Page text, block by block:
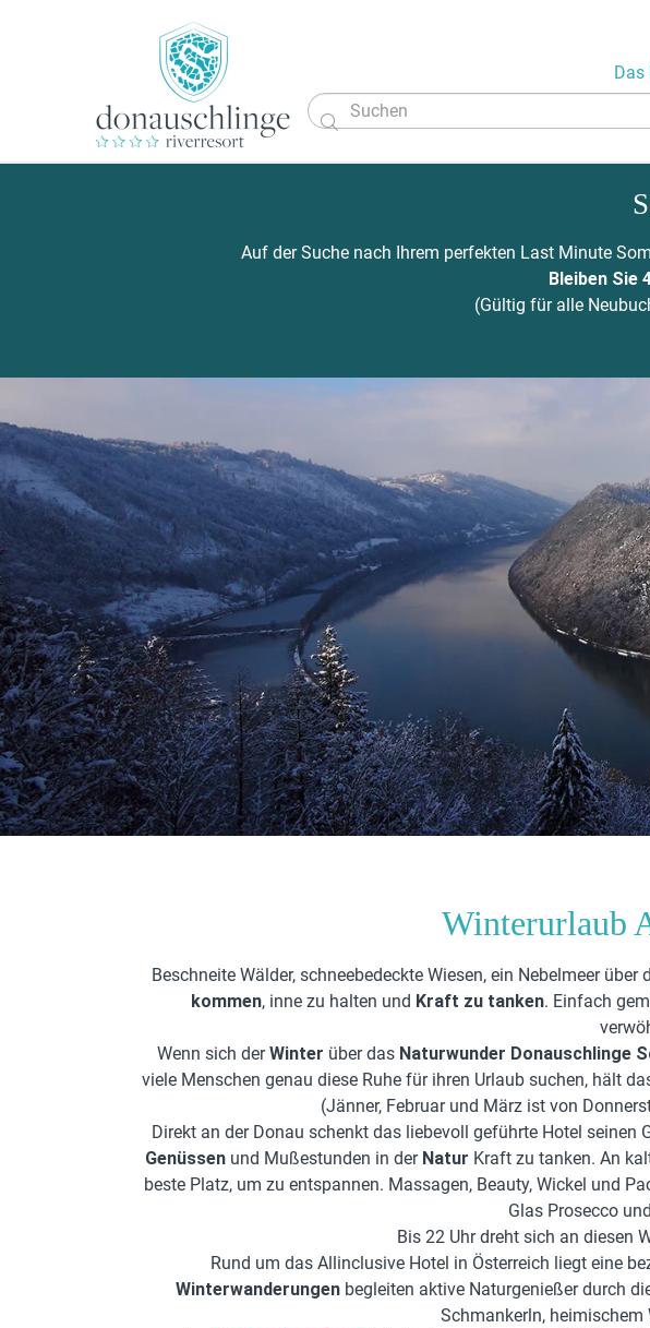
Das

Auf der Suche nach Ihrem perfekten Last Minute
Bleiben Sie
(Gültig für alle
Winterurlaub
Beschneite Wälder, schneebedeckte Wiesen, ein Nebelmeer
kommen, inne zu halten und Kraft zu tanken. Einfach
Wenn sich derWinter über das Naturwunder Donauschlinge
viele Menschen genau diese Ruhe für ihren Urlaub suchen, hält
(Jänner, Februar und März ist von
Direkt an der Donau schenkt das liebevoll geführte Hotel
Genüssen und Mußestunden in der Natur Kraft zu tanken. An
beste Platz, um zu entspannen. Massagen, Beauty, Wickel und
Glas Prosecco
Bis 22 Uhr dreht sich an diesen
Rund um das Allinclusive Hotel in Österreich liegt eine
Winterwanderungenbegleiten aktive Naturgenießer durch
Schmankerln,